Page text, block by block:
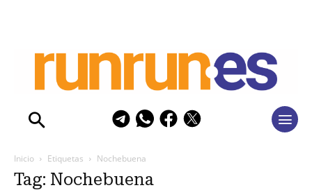
Inicio Etiquetas Nochebuena
Tag: Nochebuena